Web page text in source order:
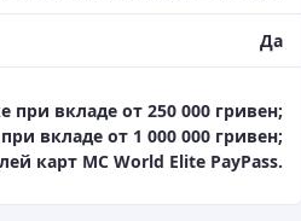
Да
при вкладе от 250 000 гривен;
вкладе от 1 000 000 гривен;
карт MC World Elite PayPass.